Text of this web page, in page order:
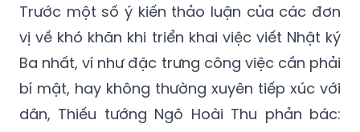
Trước một số ý kiến thảo luận của các đơn
vị về khó khăn khi triển khai việc viết Nhật ký
Ba nhất, ví như đặc trưng công việc cần phải
bí mật, hay không thường xuyên tiếp xúc với
dân, Thiếu tướng Ngô Hoài Thu phản bác: